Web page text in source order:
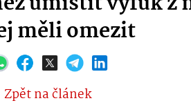
měli omezit
na článek